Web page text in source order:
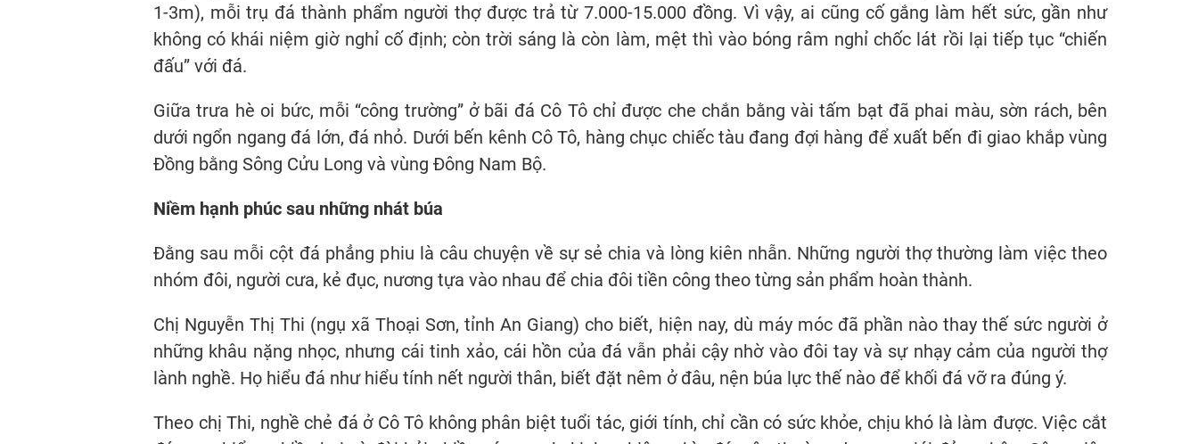
1-3m), mỗi trụ đá thành phẩm người thợ được trả từ 7.000-15.000 đồng. Vì vậy, ai cũng cố gắng làm hết sức, gần như
không có khái niệm giờ nghỉ cố định; còn trời sáng là còn làm, mệt thì vào bóng râm nghỉ chốc lát rồi lại tiếp tục “chiến
đấu” với đá.
Giữa trưa hè oi bức, mỗi “công trường” ở bãi đá Cô Tô chỉ được che chắn bằng vài tấm bạt đã phai màu, sờn rách, bên
dưới ngổn ngang đá lớn, đá nhỏ. Dưới bến kênh Cô Tô, hàng chục chiếc tàu đang đợi hàng để xuất bến đi giao khắp vùng
Đồng bằng Sông Cửu Long và vùng Đông Nam Bộ.
Niềm hạnh phúc sau những nhát búa
Đằng sau mỗi cột đá phẳng phiu là câu chuyện về sự sẻ chia và lòng kiên nhẫn. Những người thợ thường làm việc theo
nhóm đôi, người cưa, kẻ đục, nương tựa vào nhau để chia đôi tiền công theo từng sản phẩm hoàn thành.
Chị Nguyễn Thị Thi (ngụ xã Thoại Sơn, tỉnh An Giang) cho biết, hiện nay, dù máy móc đã phần nào thay thế sức người ở
những khâu nặng nhọc, nhưng cái tinh xảo, cái hồn của đá vẫn phải cậy nhờ vào đôi tay và sự nhạy cảm của người thợ
lành nghề. Họ hiểu đá như hiểu tính nết người thân, biết đặt nêm ở đâu, nện búa lực thế nào để khối đá vỡ ra đúng ý.
Theo chị Thi, nghề chẻ đá ở Cô Tô không phân biệt tuổi tác, giới tính, chỉ cần có sức khỏe, chịu khó là làm được. Việc cắt